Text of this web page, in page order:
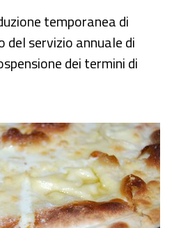
temporanea di
servizio annuale di
dei termini di